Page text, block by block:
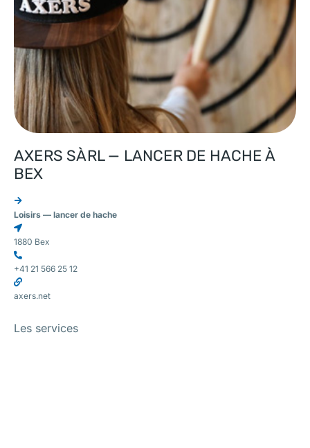
AXERS SÀRL — LANCER DE HACHE À
BEX
Loisirs — lancer de hache
1880 Bex
+41 21 566 25 12
axers.net
Les services